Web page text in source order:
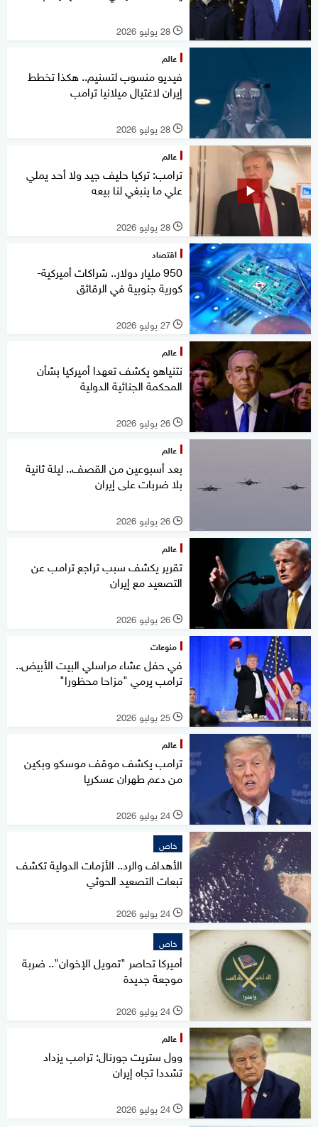
l 28 يوليو 2026
عالم
فيديو منسوب لتسنيم.. هكذا تخطط
إيران لاغتيال ميلانيا ترامب
l 28 يوليو 2026
عالم
ترامب: تركيا حليف جيد ولا أحد يملي
علي ما ينبغي لنا بيعه
l 28 يوليو 2026
اقتصاد
950 مليار دولار.. شراكات أميركية-
كورية جنوبية في الرقائق
l 27 يوليو 2026
عالم
نتنياهو يكشف تعهدا أميركيا بشأن
المحكمة الجنائية الدولية
l 26 يوليو 2026
عالم
بعد أسبوعين من القصف.. ليلة ثانية
بلا ضربات على إيران
l 26 يوليو 2026
عالم
تقرير يكشف سبب تراجع ترامب عن
التصعيد مع إيران
l 26 يوليو 2026
منوعات
في حفل عشاء مراسلي البيت الأبيض..
ترامب يرمي "مزاحا محظورا"
l 25 يوليو 2026
عالم
ترامب يكشف موقف موسكو وبكين
من دعم طهران عسكريا
l 24 يوليو 2026
خاص
الأهداف والرد.. الأزمات الدولية تكشف
تبعات التصعيد الحوثي
l 24 يوليو 2026
خاص
أميركا تحاصر "تمويل الإخوان".. ضربة
موجعة جديدة
l 24 يوليو 2026
عالم
وول ستريت جورنال: ترامب يزداد
تشددا تجاه إيران
l 24 يوليو 2026